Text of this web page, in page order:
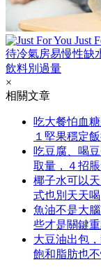
Just
待冷氣房易慢性缺
飲料別過量
×
相關文章
吃大餐怕血
１堅果穩定
吃豆腐、喝
取量，４招
椰子水可以
式也別天天喝
魚油不是大
些才是關鍵
大豆油出包
飽和脂肪也